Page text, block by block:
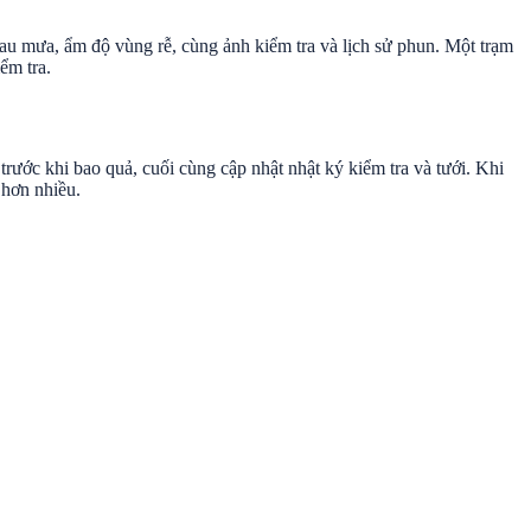
mưa, ẩm độ vùng rễ, cùng ảnh kiểm tra và lịch sử phun. Một trạm
tra.
khi bao quả, cuối cùng cập nhật nhật ký kiểm tra và tưới. Khi
nhiều.